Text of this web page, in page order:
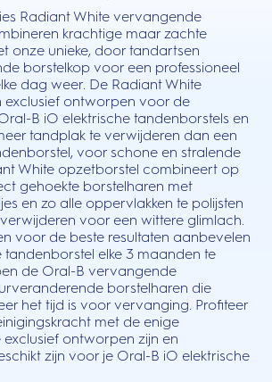
Radiant White vervangende
krachtige maar zachte
onze unieke, door tandartsen
borstelkop voor een professioneel
dag weer. De Radiant White
exclusief ontworpen voor de
B iO elektrische tandenborstels en
tandplak te verwijderen dan een
voor schone en stralende
White opzetborstel combineert op
gehoekte borstelharen met
en zo alle oppervlakken te polijsten
voor een wittere glimlach.
voor de beste resultaten aanbevelen
elke 3 maanden te
de Oral-B vervangende
borstelharen die
het tijd is voor vervanging. Profiteer
met de enige
ontworpen zijn en
zijn voor je Oral-B iO elektrische